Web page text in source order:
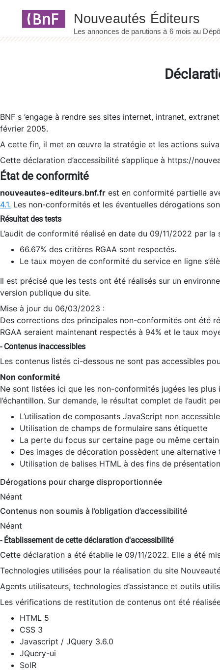
BNF s ’engage à rendre ses sites internet, intranet,
février 2005.
A cette fin, il met en œuvre la stratégie et les actions
Cette déclaration d’accessibilité s’applique à https://
État de conformité
nouveautes-editeurs.bnf.fr est en conformité partielle
4.1. Les non-conformités et les éventuelles dérogations
Résultat des tests
L’audit de conformité réalisé en date du 09/11/2022 par
66.67% des critères RGAA sont respectés.
Le taux moyen de conformité du service en ligne
Il est précisé que les tests ont été réalisés sur un
version publique du site.
Mise à jour du 06/03/2023 :
Des corrections des principales non-conformités ont été
RGAA seraient maintenant respectés à 94% et le taux
- Contenus inaccessibles
Les contenus listés ci-dessous ne sont pas accessibles
Non conformité
Ne sont listées ici que les non-conformités jugées les
l’échantillon. Sur demande, le résultat complet de l’audit
L’utilisation de composants JavaScript non
Utilisation de champs de formulaire sans étiquette
La perte du focus sur certaine page ou même
Des images de décoration possèdent une alternative
Utilisation de balises HTML à des fins de
Dérogations pour charge disproportionnée
Néant
Contenus non soumis à l’obligation d’accessibilité
Néant
- Établissement de cette déclaration d'accessibilité
Cette déclaration a été établie le 09/11/2022. Elle a été
Technologies utilisées pour la réalisation du site
Agents utilisateurs, technologies d’assistance et outils
Les vérifications de restitution de contenus ont été
HTML 5
CSS 3
Javascript / JQuery 3.6.0
JQuery-ui
SolR